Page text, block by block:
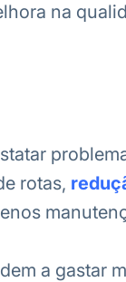
na
rotas,
a gastar